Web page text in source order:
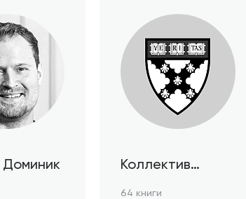
Коллектив
64 книги